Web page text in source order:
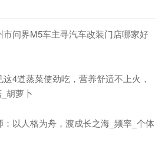
问界M5车主寻汽车改装门店哪家好
4道蒸菜使劲吃，营养舒适不上火，
胡萝卜
以人格为舟，渡成长之海_频率_个体